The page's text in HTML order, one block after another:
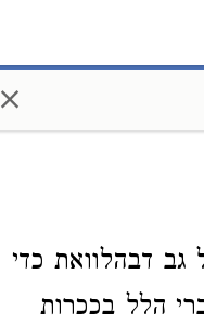
×
דבהלוואת כדי
הלל בככרות